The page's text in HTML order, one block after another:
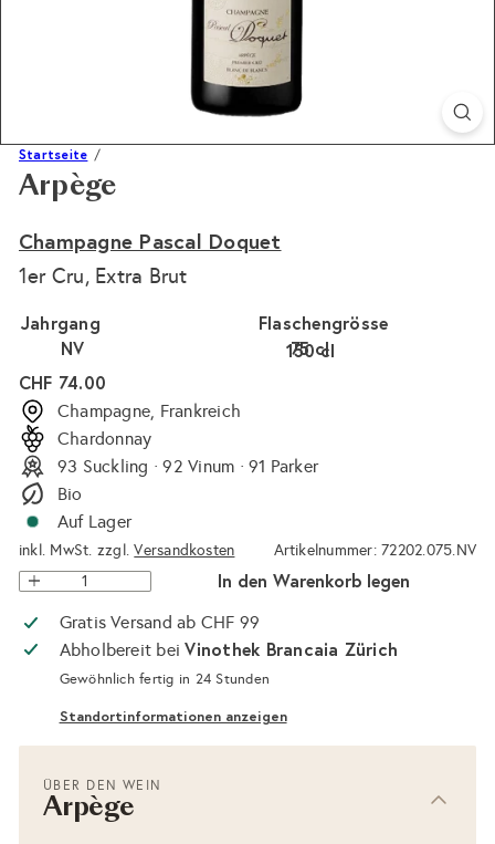
Startseite
Arpège
Champagne Pascal Doquet
1er Cru, Extra Brut
Flaschengrösse
75 cl
150 clVariante
Jahrgang
NV
Normaler
Preis
CHF 74.00
Champagne, Frankreich
Chardonnay
93 Suckling · 92 Vinum · 91 Parker
Bio
Auf Lager
inkl. MwSt. zzgl.Versandkosten Artikelnummer: 72202.075.NV
In den Warenkorb legen
Gratis Versand ab CHF 99
Abholbereit beiVinothek Brancaia Zürich
Gewöhnlich fertig in 24 Stunden
Standortinformationen anzeigen
ÜBER DEN WEIN
Arpège